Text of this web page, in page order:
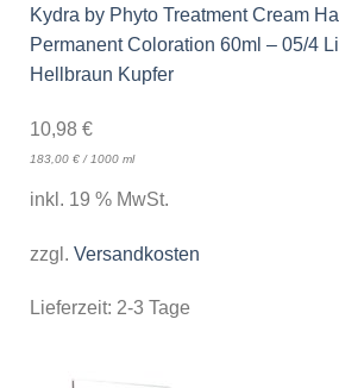
Kydra by Phyto Treatment Cream
Permanent Coloration 60ml – 05/4
Hellbraun Kupfer
10,98 €
183,00 €/ 1000 ml
inkl. 19 % MwSt.
zzgl. Versandkosten
Lieferzeit: 2-3 Tage